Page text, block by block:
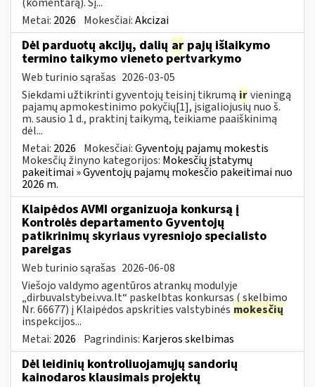
Metai: 2026 Mokesčiai:Akcizai
Dėl parduotų akcijų, dalių ar pajų išlaikymo
termino taikymo vieneto pertvarkymo
Web turinio sąrašas 2026-03-05
Siekdami užtikrinti gyventojų teisinį tikrumą irvieningą
pajamų apmokestinimo pokyčių[1], įsigaliojusių nuo š.
m. sausio 1 d., praktinį taikymą, teikiame paaiškinimą
dėl...
Metai: 2026 Mokesčiai:Gyventojų pajamų mokestis
Mokesčių žinyno kategorijos: Mokesčių įstatymų
pakeitimai » Gyventojų pajamų mokesčio pakeitimai nuo
2026 m.
Klaipėdos AVMI organizuoja konkursą į
Kontrolės departamento Gyventojų
patikrinimų skyriaus vyresniojo specialisto
pareigas
Web turinio sąrašas 2026-06-08
Viešojo valdymo agentūros atrankų modulyje
„dirbuvalstybei.vva.lt“ paskelbtas konkursas ( skelbimo
Nr. 66677) į Klaipėdos apskrities valstybinės mokesčių
inspekcijos...
Metai: 2026 Pagrindinis: Karjeros skelbimas
Dėl leidinių kontroliuojamųjų sandorių
kainodaros klausimais projektų